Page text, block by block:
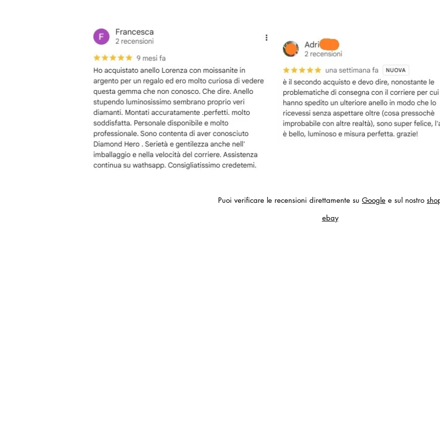
Puoi verificare le recensioni direttamente su Google e sul nostro
ebay